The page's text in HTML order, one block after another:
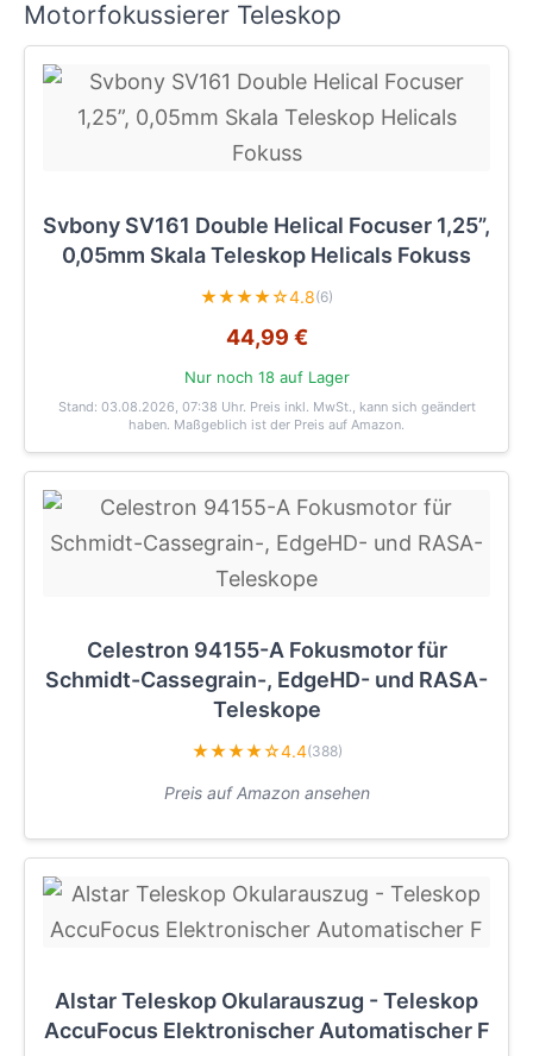
Motorfokussierer Teleskop
Svbony SV161 Double Helical Focuser 1,25”,
0,05mm Skala Teleskop Helicals Fokuss
★★★★☆4.8(6)
44,99 €
Nur noch 18 auf Lager
Stand: 03.08.2026, 07:38 Uhr. Preis inkl. MwSt., kann sich geändert
haben. Maßgeblich ist der Preis auf Amazon.
Celestron 94155-A Fokusmotor für
Schmidt-Cassegrain-, EdgeHD- und RASA-
Teleskope
★★★★☆4.4(388)
Preis auf Amazon ansehen
Alstar Teleskop Okularauszug - Teleskop
AccuFocus Elektronischer Automatischer F